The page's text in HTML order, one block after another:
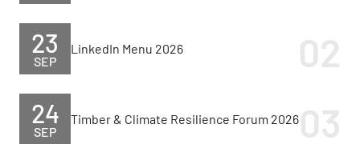
SEP
23 LinkedIn Menu 2026
SEP
24 Timber & Climate Resilience Forum 2026